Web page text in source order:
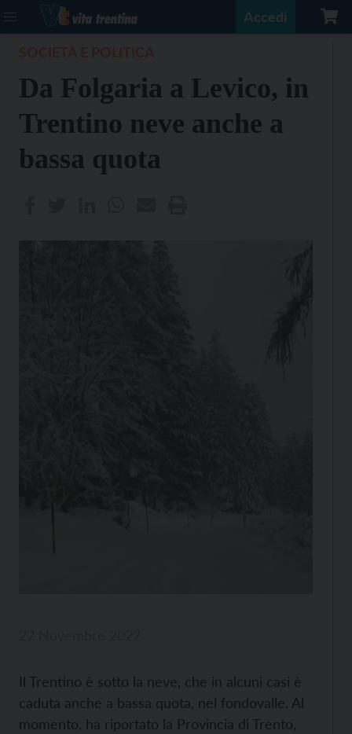
Accedi
Da Folgaria a Levico, in
Trentino neve anche a
bassa quota
Il Trentino è sotto la neve, che in alcuni casi è
caduta anche a bassa quota, nel fondovalle. Al
momento, ha riportato la Provincia di Trento